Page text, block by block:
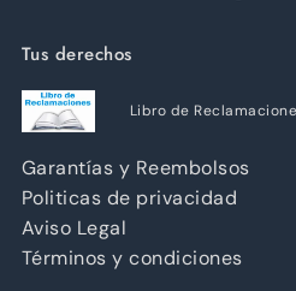
Tus derechos
Libro de
Garantías y Reembolsos
Politicas de privacidad
Aviso Legal
Términos y condiciones